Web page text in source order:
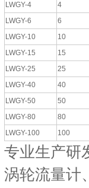
LWGY-4
4
LWGY-6
6
LWGY-10
10
LWGY-15
15
LWGY-25
25
LWGY-40
40
LWGY-50
50
LWGY-80
80
LWGY-100
100
专业生产研
涡轮流量计